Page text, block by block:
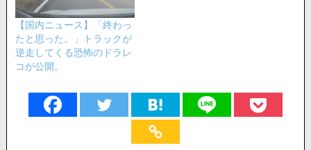
【国内ニュース】「終わっ
たと思った。」トラックが
逆走してくる恐怖のドラレ
コが公開。